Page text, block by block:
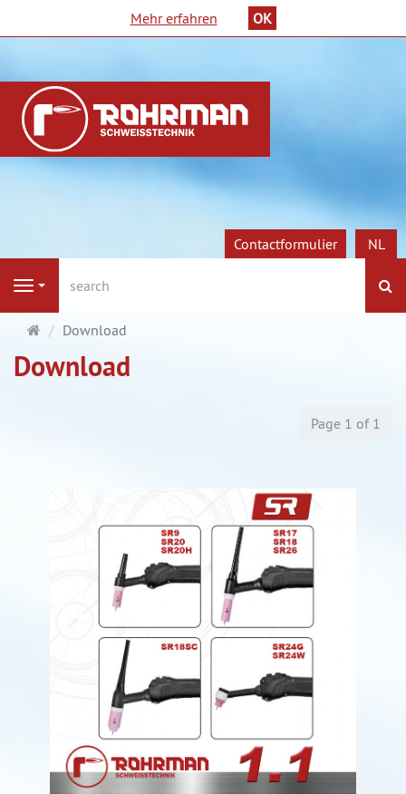
Mehr erfahren OK
Contactformulier NL
Navigation
Startpagina
Download
Download
Page 1 of 1